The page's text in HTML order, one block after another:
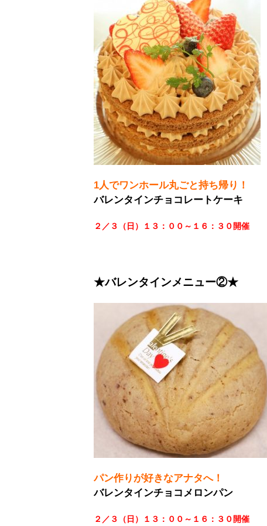
1人でワンホール丸ごと持ち帰り！
バレンタインチョコレートケーキ
２／３（日）１３：００～１６：３０開催
★バレンタインメニュー②★
パン作りが好きなアナタへ！
バレンタインチョコメロンパン
２／３（日）１３：００～１６：３０開催